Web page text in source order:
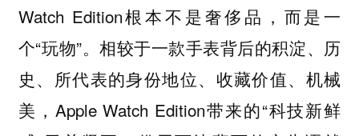
Watch Edition根本不是奢侈品，而是一
个“玩物”。相较于一款手表背后的积淀、历
史、所代表的身份地位、收藏价值、机械
美，Apple Watch Edition带来的“科技新鲜